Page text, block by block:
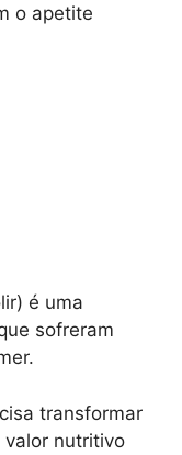
o apetite
é uma
sofreram
transformar
valor nutritivo